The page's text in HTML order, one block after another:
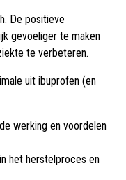
De positieve
gevoeliger te maken
te verbeteren.
uit ibuprofen (en
werking en voordelen
het herstelproces en